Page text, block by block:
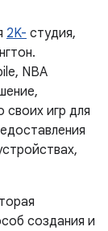
2K- студия,
NBA
игр для
создания и